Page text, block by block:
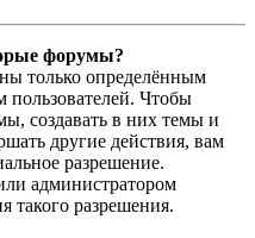
форумы?
только определённым
пользователей. Чтобы
создавать в них темы и
другие действия, вам
разрешение.
администратором
такого разрешения.